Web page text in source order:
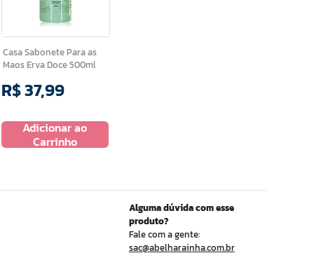
Casa Sabonete Para as
Maos Erva Doce 500ml
R$37,99
Adicionar ao
Carrinho
Alguma dúvida com esse
produto?
Fale com a gente:
sac@abelharainha.com.br